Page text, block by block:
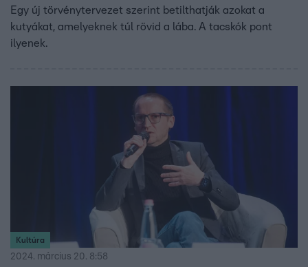
Egy új törvénytervezet szerint betilthatják azokat a
kutyákat, amelyeknek túl rövid a lába. A tacskók pont
ilyenek.
Kultúra
2024. március 20. 8:58